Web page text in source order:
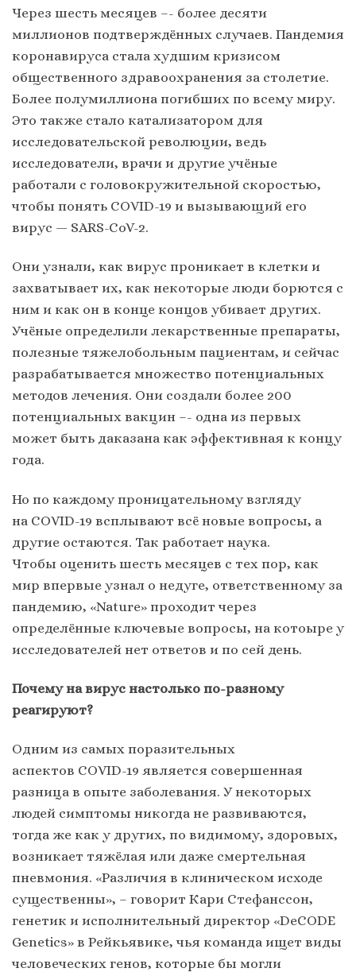
Через шесть месяцев –- более десяти
миллионов подтверждённых случаев. Пандемия
коронавируса стала худшим кризисом
общественного здравоохранения за столетие.
Более полумиллиона погибших по всему миру.
Это также стало катализатором для
исследовательской революции, ведь
исследователи, врачи и другие учёные
работали с головокружительной скоростью,
чтобы понять COVID-19 и вызывающий его
вирус — SARS-CoV-2.
Они узнали, как вирус проникает в клетки и
захватывает их, как некоторые люди борются с
ним и как он в конце концов убивает других.
Учёные определили лекарственные препараты,
полезные тяжелобольным пациентам, и сейчас
разрабатывается множество потенциальных
методов лечения. Они создали более 200
потенциальных вакцин –- одна из первых
может быть даказана как эффективная к концу
года.
Но по каждому проницательному взгляду
на COVID-19 всплывают всё новые вопросы, а
другие остаются. Так работает наука.
Чтобы оценить шесть месяцев с тех пор, как
мир впервые узнал о недуге, ответственному за
пандемию, «Nature» проходит через
определённые ключевые вопросы, на котоыре у
исследователей нет ответов и по сей день.
Почему на вирус настолько по-разному
реагируют?
Одним из самых поразительных
аспектов COVID-19 является совершенная
разница в опыте заболевания. У некоторых
людей симптомы никогда не развиваются,
тогда же как у других, по видимому, здоровых,
возникает тяжёлая или даже смертельная
пневмония. «Различия в клиническом исходе
существенны», – говорит Кари Стефанссон,
генетик и исполнительный директор «DeCODE
Genetics» в Рейкьявике, чья команда ищет виды
человеческих генов, которые бы могли